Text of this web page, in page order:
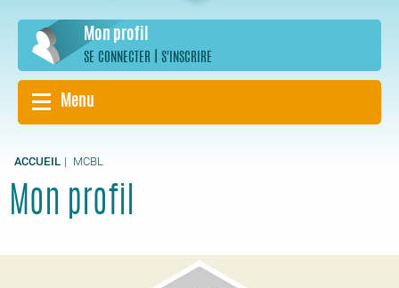
Mon profil
SE CONNECTER S'INSCRIRE
Menu
ACCUEIL MCBL
Mon profil